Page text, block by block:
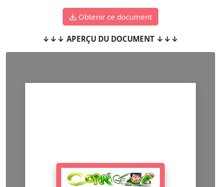
Obtenir ce document
↓↓↓ APERÇU DU DOCUMENT ↓↓↓